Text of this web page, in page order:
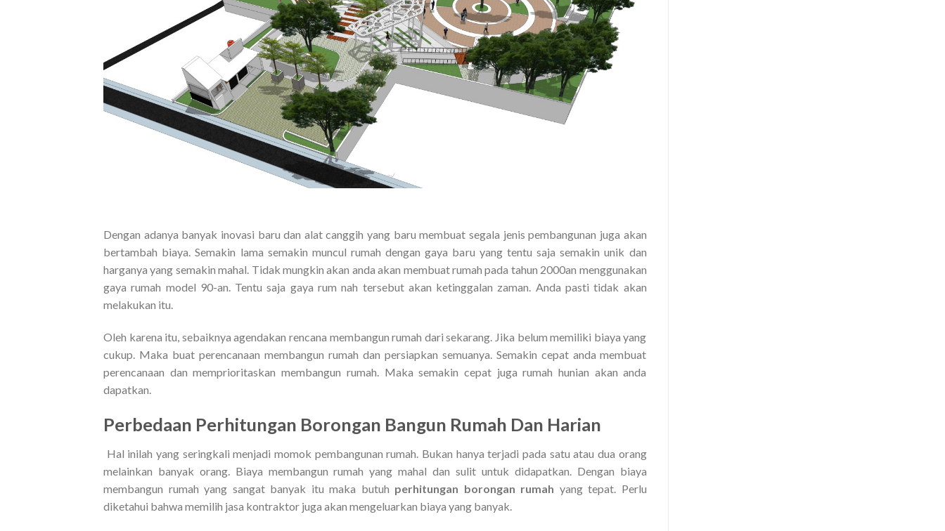
Dengan adanya banyak inovasi baru dan alat canggih yang baru membuat segala jenis pembangunan juga akan
bertambah biaya. Semakin lama semakin muncul rumah dengan gaya baru yang tentu saja semakin unik dan
harganya yang semakin mahal. Tidak mungkin akan anda akan membuat rumah pada tahun 2000an menggunakan
gaya rumah model 90-an. Tentu saja gaya rum nah tersebut akan ketinggalan zaman. Anda pasti tidak akan
melakukan itu.
Oleh karena itu, sebaiknya agendakan rencana membangun rumah dari sekarang. Jika belum memiliki biaya yang
cukup. Maka buat perencanaan membangun rumah dan persiapkan semuanya. Semakin cepat anda membuat
perencanaan dan memprioritaskan membangun rumah. Maka semakin cepat juga rumah hunian akan anda
dapatkan.
Perbedaan Perhitungan Borongan Bangun Rumah Dan Harian
Hal inilah yang seringkali menjadi momok pembangunan rumah. Bukan hanya terjadi pada satu atau dua orang
melainkan banyak orang. Biaya membangun rumah yang mahal dan sulit untuk didapatkan. Dengan biaya
membangun rumah yang sangat banyak itu maka butuh perhitungan borongan rumah yang tepat. Perlu
diketahui bahwa memilih jasa kontraktor juga akan mengeluarkan biaya yang banyak.